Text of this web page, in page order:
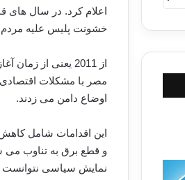
اعلام کرد. در سال های
خشونت پلیس علیه مردم
مصر با مشکلات
اوضاع دامن می زدند.
این اقدامات شامل
و قطع برق به تناوب می
نمایش سیاسی نتوانست